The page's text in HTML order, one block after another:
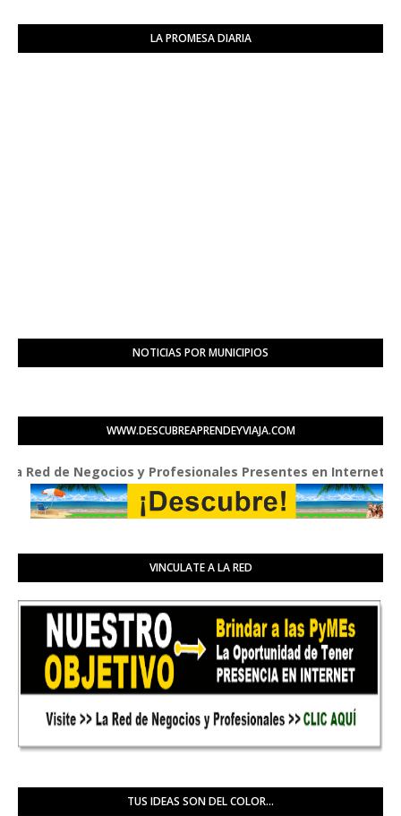
LA PROMESA DIARIA
NOTICIAS POR MUNICIPIOS
WWW.DESCUBREAPRENDEYVIAJA.COM
Negocios y Profesionales Presentes en Internet
VINCULATE A LA RED
TUS IDEAS SON DEL COLOR...